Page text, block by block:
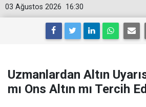
16:30
03 Ağustos 2026
Uzmanlardan Altın
mı Ons Altın mı Tercih